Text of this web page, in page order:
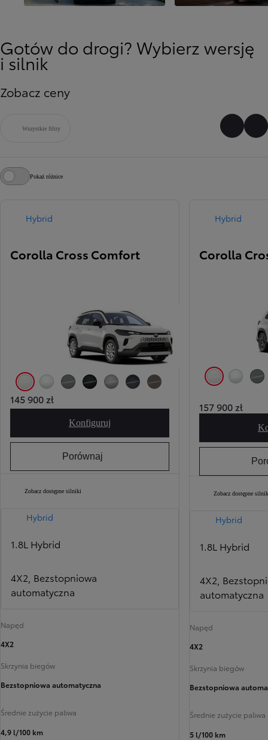
Gotów do drogi? Wybierz wersję
i silnik
Zobacz ceny
Wszystkie filtry
Pokaż różnice
Hybrid
Corolla Cross Comfort
040 Pure White
145 900 zł
KonfigurujCorolla Cross Comfort
Porównaj
Zobacz dostępne silniki
Hybrid
1.8L Hybrid
4X2, Bezstopniowa
automatyczna
Napęd
4X2
Skrzynia biegów
Bezstopniowa automatyczna
Średnie zużycie paliwa
4,9 l/100 km
Hybrid
Corolla
040 Pure White
157 900 zł
Zobacz dostępne
Hybrid
1.8L Hybrid
4X2,
automatyczna
Napęd
4X2
Skrzynia biegów
Bezstopniowa
Średnie zużycie paliwa
5 l/100 km